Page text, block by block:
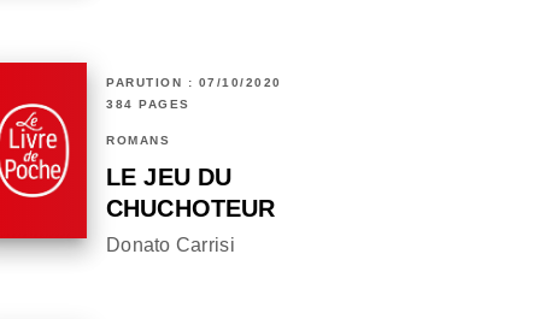
PARUTION : 07/10/2020
384 PAGES
ROMANS
LE JEU DU
CHUCHOTEUR
Donato Carrisi